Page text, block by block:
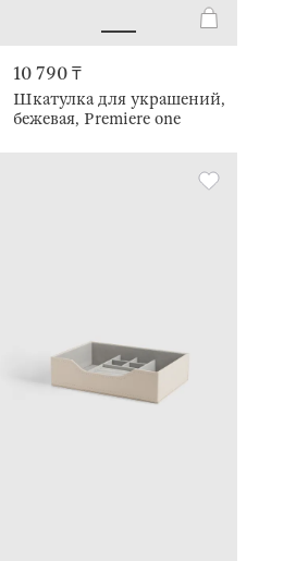
10 790 ₸
Шкатулка для украшений,
бежевая, Premiere one